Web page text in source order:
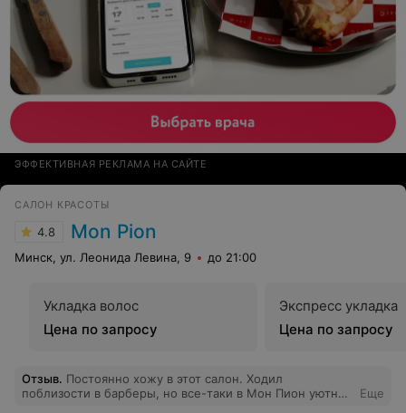
ЭФФЕКТИВНАЯ РЕКЛАМА НА САЙТЕ
САЛОН КРАСОТЫ
4.8 Mon Pion
Минск, ул. Леонида Левина, 9 до 21:00
Укладка волос
Цена по запросу
Экспресс укладка
Цена по запросу
Отзыв. Постоянно хожу в этот салон. Ходил
поблизости в барберы, но все-таки в Мон Пион уютнее
Еще